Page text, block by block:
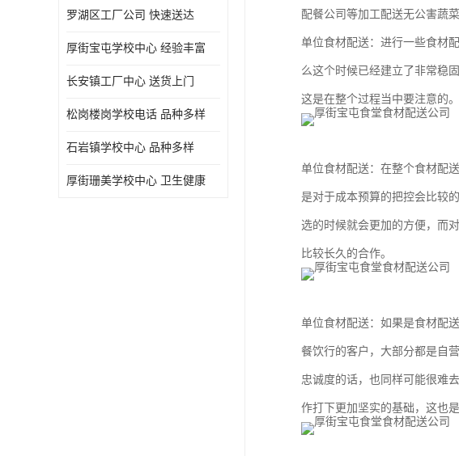
罗湖区工厂公司 快速送达
厚街宝屯学校中心 经验丰富
长安镇工厂中心 送货上门
松岗楼岗学校电话 品种多样
石岩镇学校中心 品种多样
厚街珊美学校中心 卫生健康
配餐公司等加工配送无公害蔬
单位食材配送：进行一些食材
么这个时候已经建立了非常稳
这是在整个过程当中要注意的。
单位食材配送：在整个食材配
是对于成本预算的把控会比较
选的时候就会更加的方便，而
比较长久的合作。
单位食材配送：如果是食材配
餐饮行的客户，大部分都是自
忠诚度的话，也同样可能很难
作打下更加坚实的基础，这也